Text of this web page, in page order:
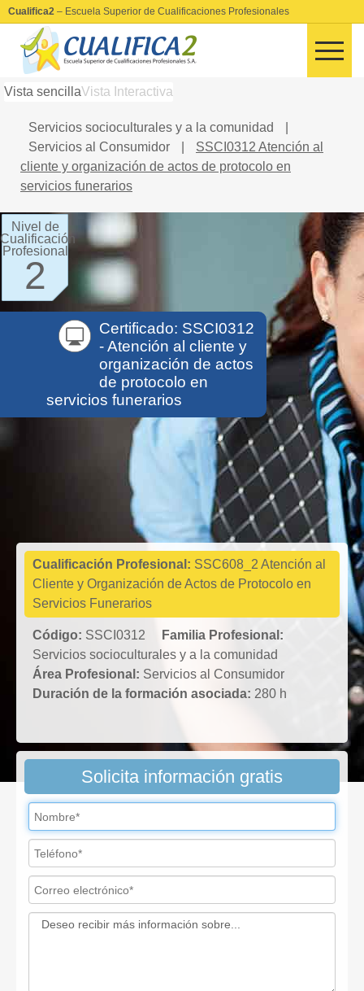
Cualifica2 – Escuela Superior de Cualificaciones Profesionales
Vista sencillaVista Interactiva
Servicios socioculturales y a la comunidad
Servicios al Consumidor
SSCI0312 Atención al
cliente y organización de actos de protocolo en
servicios funerarios
Nivel de
Cualificación
Profesional
2
Certificado: SSCI0312
- Atención al cliente y
organización de actos
de protocolo en
servicios funerarios
Cualificación Profesional: SSC608_2 Atención al
Cliente y Organización de Actos de Protocolo en
Servicios Funerarios
Código: SSCI0312
Familia Profesional:
Servicios socioculturales y a la comunidad
Área Profesional: Servicios al Consumidor
Duración de la formación asociada: 280 h
Solicita información gratis